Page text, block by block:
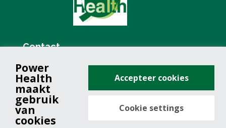
Contact
+31 (0)76 571 19 68
info@powerhealth.nl
Adresse
Power
Health
maakt
gebruik
van
cookies
Accepteer cookies
Cookie settings